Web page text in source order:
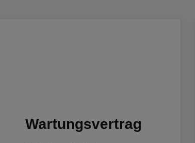
Wartungsvertrag